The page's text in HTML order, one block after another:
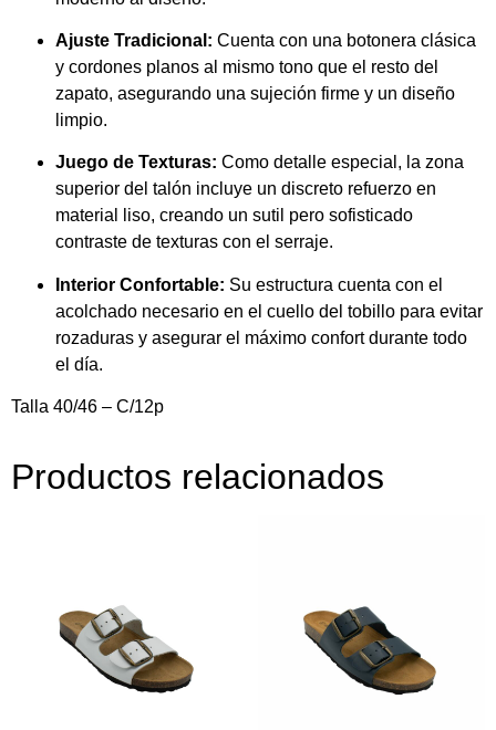
Ajuste Tradicional: Cuenta con una botonera clásica
y cordones planos al mismo tono que el resto del
zapato, asegurando una sujeción firme y un diseño
limpio.
Juego de Texturas: Como detalle especial, la zona
superior del talón incluye un discreto refuerzo en
material liso, creando un sutil pero sofisticado
contraste de texturas con el serraje.
Interior Confortable: Su estructura cuenta con el
acolchado necesario en el cuello del tobillo para evitar
rozaduras y asegurar el máximo confort durante todo
el día.
Talla 40/46 – C/12p
Productos relacionados